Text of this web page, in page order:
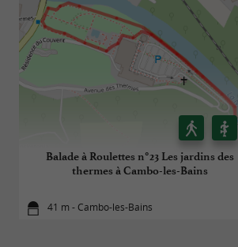
Balade à Roulettes n°23 Les jardins des
thermes à Cambo-les-Bains
41 m - Cambo-les-Bains